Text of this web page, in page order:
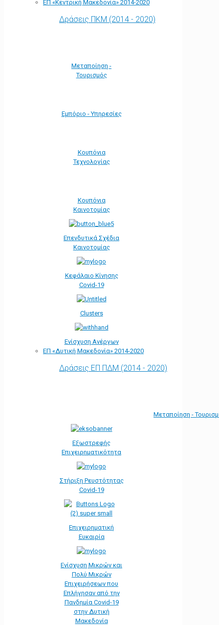
ΕΠ «Kεντρική Μακεδονία» 2014-2020
Δράσεις ΠΚΜ (2014 - 2020)
Μεταποίηση -
Τουρισμός
Εμπόριο - Υπηρεσίες
Κουπόνια
Τεχνολογίας
Κουπόνια
Καινοτομίας
Επενδυτικά Σχέδια
Καινοτομίας
Κεφάλαιο Κίνησης
Covid-19
Clusters
Ενίσχυση Ανέργων
ΕΠ «Δυτική Μακεδονία» 2014-2020
Δράσεις ΕΠ ΠΔΜ (2014 - 2020)
Μεταποίηση -
Εξωστρεφής
Επιχειρηματικότητα
Στήριξη Ρευστότητας
Covid-19
Επιχειρηματική
Ευκαιρία
Ενίσχυση Μικρών και
Πολύ Μικρών
Επιχειρήσεων που
Επλήγησαν από την
Πανδημία Covid-19
στην Δυτική
Μακεδονία